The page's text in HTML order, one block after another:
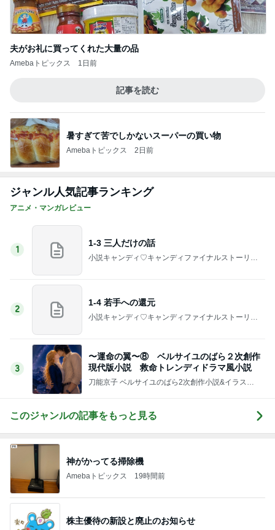
夫がお礼に買ってくれた大量の品
Amebaトピックス 1日前
記事を読む
暑すぎて苦でしかないスーパーの買い物
Amebaトピックス 2日前
ジャンル人気記事ランキング
アニメ・マンガレビュー
1
1-3 三人だけの話
小説キャンディ♡キャンディファイナルストーリー
2
1-4 若手への還元
小説キャンディ♡キャンディファイナルストーリー
3
〜運命の翼〜⑧ ベルサイユのばら２次創作
現代版小説 救命トレンディドラマ風小説
刀能京子 ベルサイユのばら2次創作小説&イラスト
このジャンルの記事をもっと見る
神がかってる掃除機
Amebaトピックス 19時間前
株主優待の新設と廃止のお知らせ